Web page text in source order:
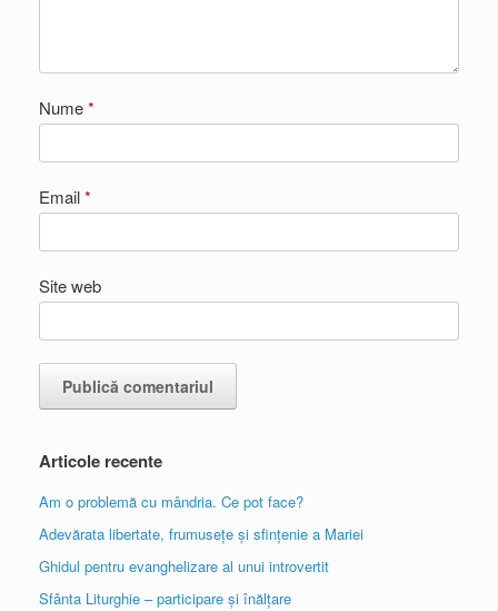
Nume*
Email*
Site web
Articole recente
Am o problemă cu mândria. Ce pot face?
Adevărata libertate, frumusețe și sfințenie a Mariei
Ghidul pentru evanghelizare al unui introvertit
Sfânta Liturghie – participare și înălțare